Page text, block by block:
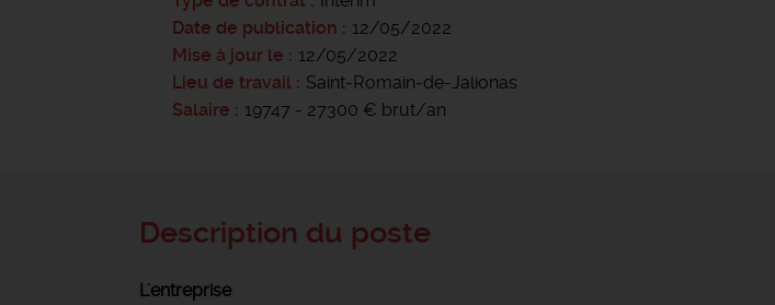
Date de publication
12/05/2022
Mise à jour le
12/05/2022
Lieu de travail
Saint-Romain-de-Jalionas
Salaire
19747 - 27300 € brut/an
Description du poste
L'entreprise